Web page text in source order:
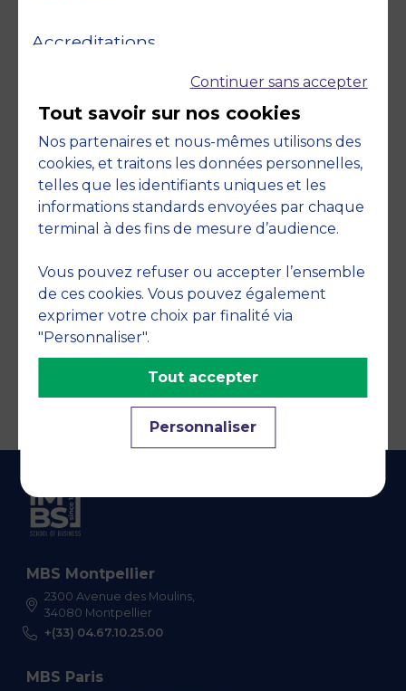
Accreditations
Engagements
MBS Montpellier
2300 Avenue des Moulins,
34080 Montpellier
+(33) 04.67.10.25.00
MBS Paris
Continuer sans accepter
Tout savoir sur nos cookies
Nos partenaires et nous-mêmes utilisons des
cookies, et traitons les données personnelles,
telles que les identifiants uniques et les
informations standards envoyées par chaque
terminal à des fins de mesure d’audience.
Vous pouvez refuser ou accepter l’ensemble
de ces cookies. Vous pouvez également
exprimer votre choix par finalité via
"Personnaliser".
Personnaliser
Tout accepter